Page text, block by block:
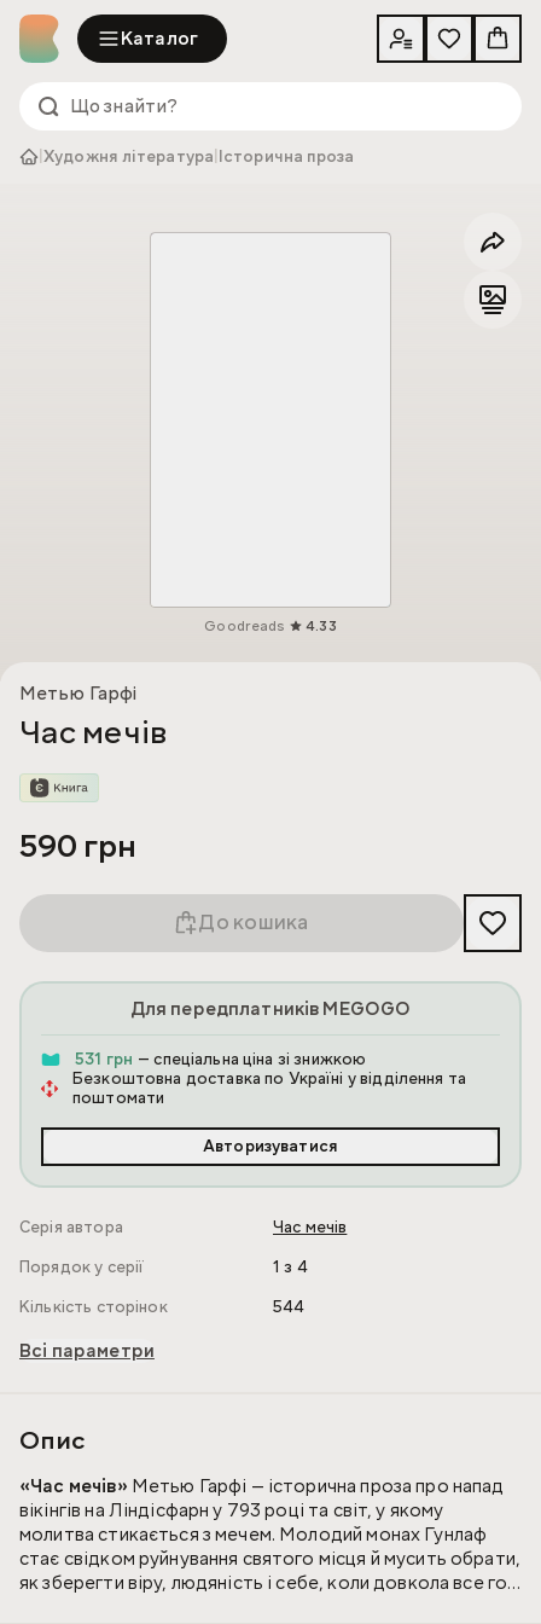
Каталог
|Художня література Історична проза
Goodreads 4.33
Метью Гарфі
Час мечів
590 грн
До кошика
Для передплатників MEGOGO
531 грн — спеціальна ціна зі знижкою
Безкоштовна доставка по Україні у відділення та
поштомати
Авторизуватися
Серія автора
Час мечів
Порядок у серії
1 з 4
Кількість сторінок
544
Всі параметри
Опис
«Час мечів» Метью Гарфі — історична проза про напад
вікінгів на Ліндісфарн у 793 році та світ, у якому
молитва стикається з мечем. Молодий монах Гунлаф
стає свідком руйнування святого місця й мусить обрати,
як зберегти віру, людяність і себе, коли довкола все